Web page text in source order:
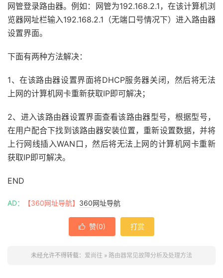
网管登录路由器。例如：网管为192.168.2.1，在该计算机浏
览器网址栏输入192.168.2.1（无端口号情况下）进入路由器
设置界面。
下面有两种方法解决：
1、在该路由器设置界面将DHCP服务器关闭，然后将无法
上网的计算机网卡重新获取IP即可解决；
2、进入该路由器设置界面查看该路由器型号，根据型号，
在用户配合下找到该路由器安装位置，重新设置数据，并将
上行网线插入WAN口，然后将无法上网的计算机网卡重新
获取IP即可解决。
END
AD： 【360网址导航】 360网址导航
 赞(0) 打赏
未经允许不得转载： 爱尚往 » 路由器常见故障分析及处理方法